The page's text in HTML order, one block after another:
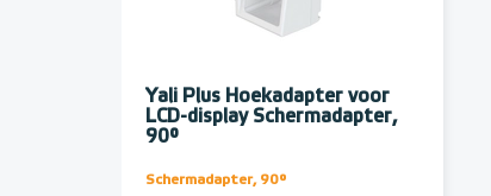
Yali Plus Hoekadapter voor
LCD-display Schermadapter,
90°
Schermadapter, 90°